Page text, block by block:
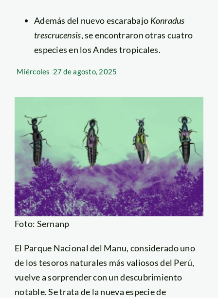
Además del nuevo escarabajo Konradus
trescrucensis, se encontraron otras cuatro
especies en los Andes tropicales.
Miércoles 27 de agosto, 2025
Foto: Sernanp
El Parque Nacional del Manu, considerado uno
de los tesoros naturales más valiosos del Perú,
vuelve a sorprender con un descubrimiento
notable. Se trata de la nueva especie de